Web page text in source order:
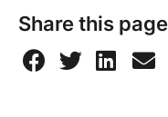
Share this page